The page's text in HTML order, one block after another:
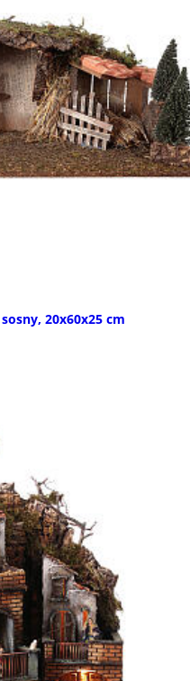
20x60x25 cm